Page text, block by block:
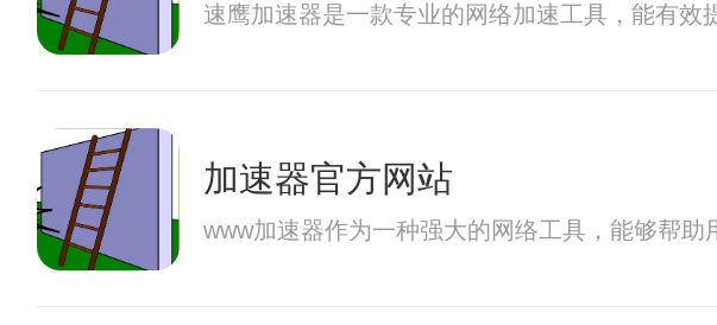
速鹰加速器是一款专业的网络加速工具，能有效
加速器官方网站
www加速器作为一种强大的网络工具，能够帮助